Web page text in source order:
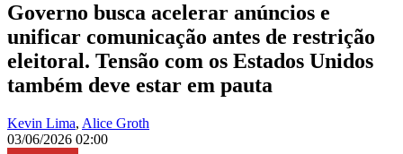
Governo busca acelerar anúncios e
unificar comunicação antes de restrição
eleitoral. Tensão com os Estados Unidos
também deve estar em pauta
Kevin Lima, Alice Groth
03/06/2026 02:00